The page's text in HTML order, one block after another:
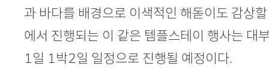
과 바다를 배경으로 이색적인 해돋이도 감상
에서 진행되는 이 같은 템플스테이 행사는 대
1일 1박2일 일정으로 진행될 예정이다.